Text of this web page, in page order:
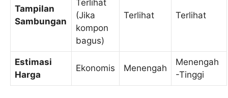
Tampilan
Sambungan
Terlihat
(Jika
kompon
bagus)
Terlihat Terlihat
Estimasi
Harga
Ekonomis Menengah
Menengah
-Tinggi